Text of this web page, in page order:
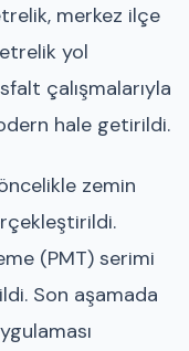
merkez ilçe
yol
çalışmalarıyla
hale getirildi.
zemin
(PMT) serimi
Son aşamada